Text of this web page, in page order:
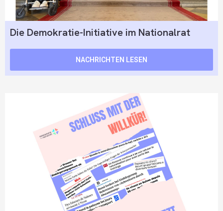
Die Demokratie-Initiative im Nationalrat
NACHRICHTEN LESEN